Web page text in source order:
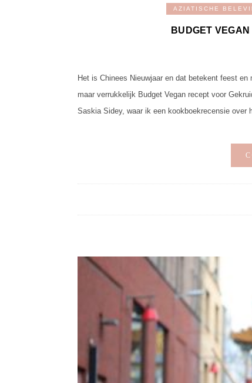
AZIATISCHE
BUDGET
Het is Chinees Nieuwjaar en dat betekent feest
maar verrukkelijk Budget Vegan recept voor
Saskia Sidey, waar ik een kookboekrecensie over